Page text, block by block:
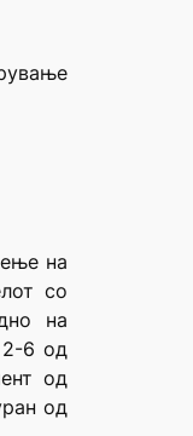
на
со
на
2-6 од
од
од